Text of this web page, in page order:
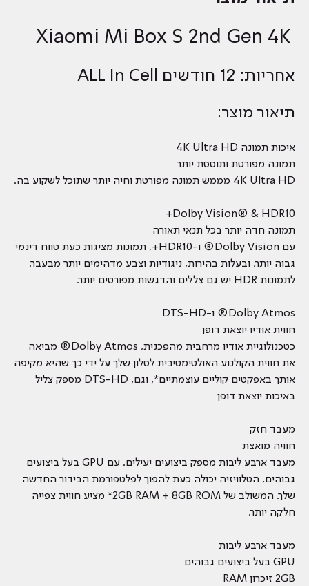
אחריות: 12 חודשים ALL In Cell
תיאור מוצר:
איכות תמונה 4K Ultra HD
תמונה מפורטת ותוססת יותר
4K Ultra HD מממש תמונה מפורטת וחיה יותר שתוכל לשקוע בה.
Dolby Vision® & HDR10+
תמונה חדה יותר בכל תנאי תאורה
עם Dolby Vision® ו-HDR10+, תמונות מציגות כעת טווח דינמי
גבוה יותר, ובעלות בהירות, ניגודיות וצבע מדהימים יותר מבעבר.
לתמונות HDR יש גם צללים והדגשות מפורטים יותר.
Dolby Atmos® ו-DTS-HD
חווית אודיו יוצאת דופן
כטכנולוגיית אודיו מרחבית מהפכנית, Dolby Atmos® מביאה
את חווית הקולנוע האולטימטיבית לסלון שלך על ידי כך שהיא מקיפה
אותך באפקטים קוליים עוצמתיים*, וגם, DTS-HD מספק צליל
באיכות יוצאת דופן
מעבד חזק
חוויה מואצת
מעבד ארבע ליבות מספק ביצועים יעילים. עם GPU בעל ביצועים
גבוהים, הטלוויזיה יכולה כעת להפוך לפלטפורמת הבידור החדשה
שלך. המשולב של 2GB RAM + 8GB ROM* מציע חווית צפייה
חלקה יותר.
מעבד ארבע ליבות
GPU בעל ביצועים גבוהים
2GB זיכרון RAM